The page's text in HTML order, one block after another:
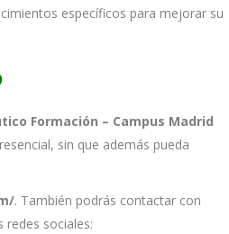
específicos para mejorar su
Formación – Campus Madrid
sin que además pueda
. También podrás contactar con
redes sociales: